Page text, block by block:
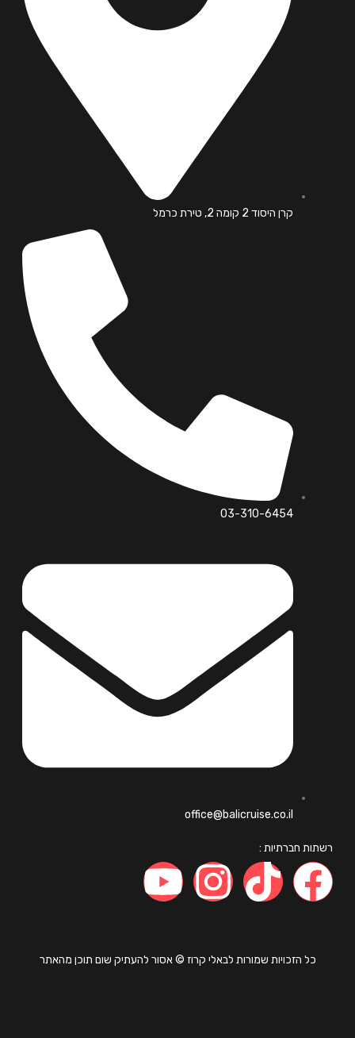
קרן היסוד 2 קומה 2, טירת כרמל
03-310-6454
office@balicruise.co.il
חברתיות :
כל הזכויות שמורות לבאלי קרוז © אסור להעתיק שום תוכן מהאתר